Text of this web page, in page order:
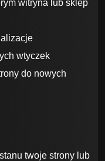
witryna lub sklep
wtyczek
do nowych
twoje strony lub